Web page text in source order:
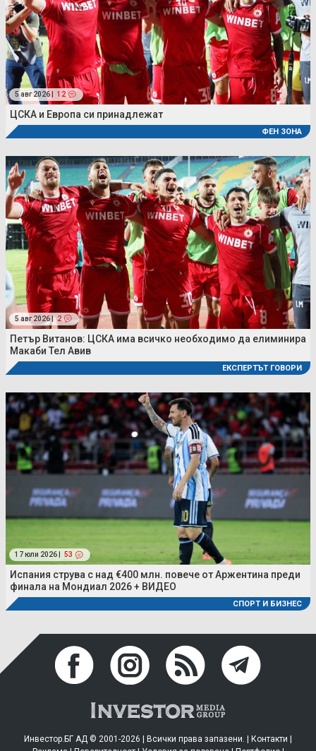
5 авг 2026 | 12
ЦСКА и Европа си принадлежат
ФЕН ЗОНА
5 авг 2026 | 2
Петър Витанов: ЦСКА има всичко необходимо да елиминира
Макаби Тел Авив
ЕКСПЕРТЪТ ГОВОРИ
17 юли 2026 | 53
Испания струва с над €400 млн. повече от Аржентина преди
финала на Мондиал 2026 + ВИДЕО
СПОРТ И БИЗНЕС
Инвестор.БГ АД © 2001-2026 | Всички права запазени. | Контакти